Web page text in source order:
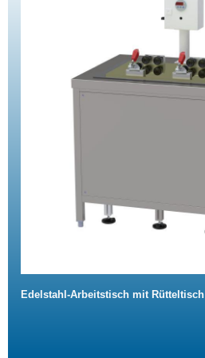
Edelstahl-Arbeitstisch mit Rütteltisch